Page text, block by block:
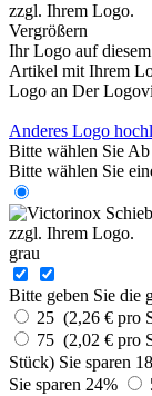
Vergrößern
Ihr Logo auf
Artikel mit Ihrem
Logo an Der
Anderes Logo
Bitte wählen Sie Ab
Bitte wählen Sie
grau
Bitte geben Sie die
25 (2,26 € pro
75 (2,02 € pro
Stück) Sie sparen
Sie sparen 24%